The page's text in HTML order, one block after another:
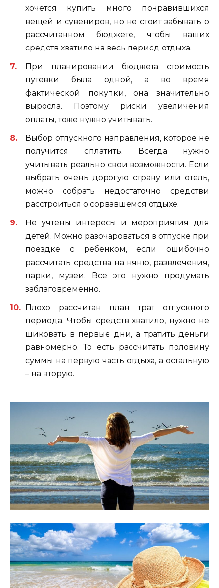
хочется купить много понравившихся
вещей и сувениров, но не стоит забывать о
рассчитанном бюджете, чтобы ваших
средств хватило на весь период отдыха.
При планировании бюджета стоимость
путевки была одной, а во время
фактической покупки, она значительно
выросла. Поэтому риски увеличения
оплаты, тоже нужно учитывать.
Выбор отпускного направления, которое не
получится оплатить. Всегда нужно
учитывать реально свои возможности. Если
выбрать очень дорогую страну или отель,
можно собрать недостаточно средстви
расстроиться о сорвавшемся отдыхе.
Не учтены интересы и мероприятия для
детей. Можно разочароваться в отпуске при
поездке с ребенком, если ошибочно
рассчитать средства на няню, развлечения,
парки, музеи. Все это нужно продумать
заблаговременно.
Плохо рассчитан план трат отпускного
периода. Чтобы средств хватило, нужно не
шиковать в первые дни, а тратить деньги
равномерно. То есть рассчитать половину
суммы на первую часть отдыха, а остальную
– на вторую.